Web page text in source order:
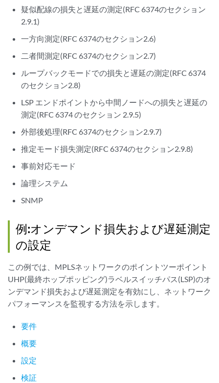
疑似配線の損失と遅延の測定(RFC 6374のセクション
2.9.1)
一方向測定(RFC 6374のセクション2.6)
二者間測定(RFC 6374のセクション2.7)
ループバックモードでの損失と遅延の測定(RFC 6374
のセクション2.8)
LSP エンドポイントから中間ノードへの損失と遅延の
測定(RFC 6374 のセクション 2.9.5)
外部後処理(RFC 6374のセクション2.9.7)
推定モード損失測定(RFC 6374のセクション2.9.8)
事前対応モード
論理システム
SNMP
例:オンデマンド損失および遅延測定
の設定
この例では、MPLSネットワークのポイントツーポイント
UHP(最終ホップポッピング)ラベルスイッチパス(LSP)のオ
ンデマンド損失および遅延測定を有効にし、ネットワーク
パフォーマンスを監視する方法を示します。
要件
概要
設定
検証